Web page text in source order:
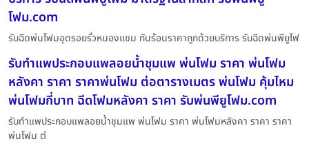
โฟม.com
รับฉีดพ่นโฟมอุดรอยรั่วหนองแขม กันร้อนราคาถูกด้วยบริการ รับฉีดพ่นพียูโฟ
รับทำแพประกอบแพลอยน้ำชุมแพ พ่นโฟม ราคา พ่นโฟม
หลังคา ราคา ราคาพ่นโฟม ต่อตารางเมตร พ่นโฟม คุ้มไหม
พ่นโฟมกี่บาท ฉีดโฟมหลังคา ราคา รับพ่นพียูโฟม.com
รับทำแพประกอบแพลอยน้ำชุมแพ พ่นโฟม ราคา พ่นโฟมหลังคา ราคา ราคา
พ่นโฟม ต่